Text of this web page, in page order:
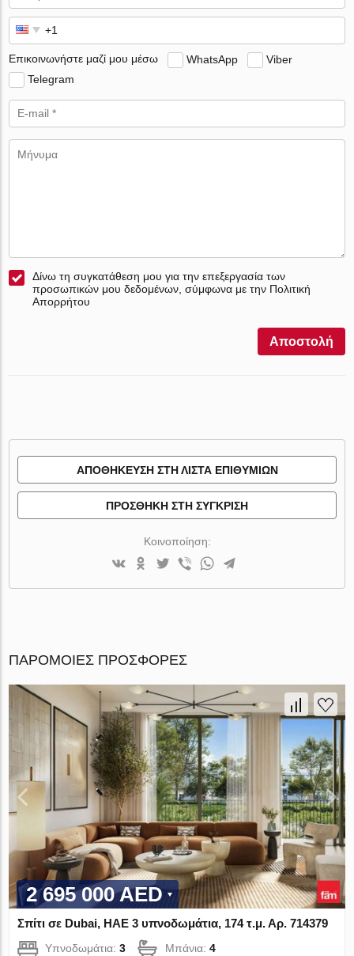
Επικοινωνήστε μαζί μου μέσω WhatsApp
Viber
Telegram
Δίνω τη συγκατάθεση μου για την επεξεργασία των
προσωπικών μου δεδομένων, σύμφωνα με την Πολιτική
Απορρήτου
Αποστολή
ΑΠΟΘΉΚΕΥΣΗ ΣΤΗ ΛΊΣΤΑ ΕΠΙΘΥΜΙΏΝ
ΠΡΟΣΘΉΚΗ ΣΤΗ ΣΎΓΚΡΙΣΗ
Κοινοποίηση:
ΠΑΡΌΜΟΙΕΣ ΠΡΟΣΦΟΡΈΣ
2 695 000 AED
Σπίτι σε Dubai, ΗΑΕ 3 υπνοδωμάτια, 174 τ.μ. Αρ. 714379
Υπνοδωμάτια:3 Μπάνια:4